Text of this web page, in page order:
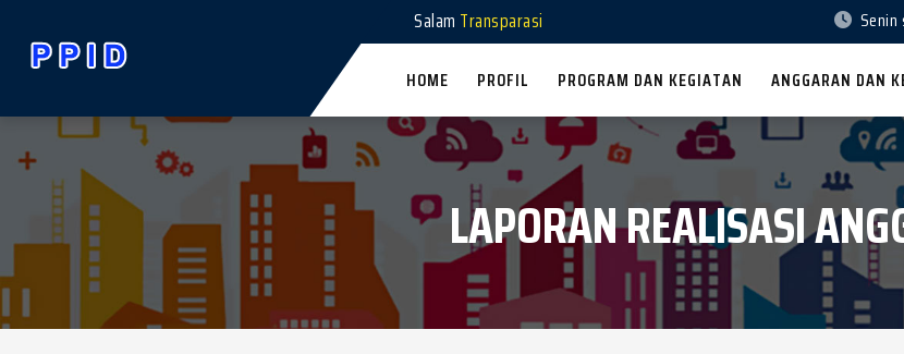
Salam Transparasi Senin
HOME PROFIL PROGRAM DAN KEGIATAN ANGGARAN DAN
LAPORAN REALISASI